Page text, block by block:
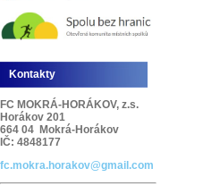
Kontakty
FC MOKRÁ-HORÁKOV, z.s.
Horákov 201
664 04 Mokrá-Horákov
IČ: 4848177
fc.mokra.horakov@gmail.com